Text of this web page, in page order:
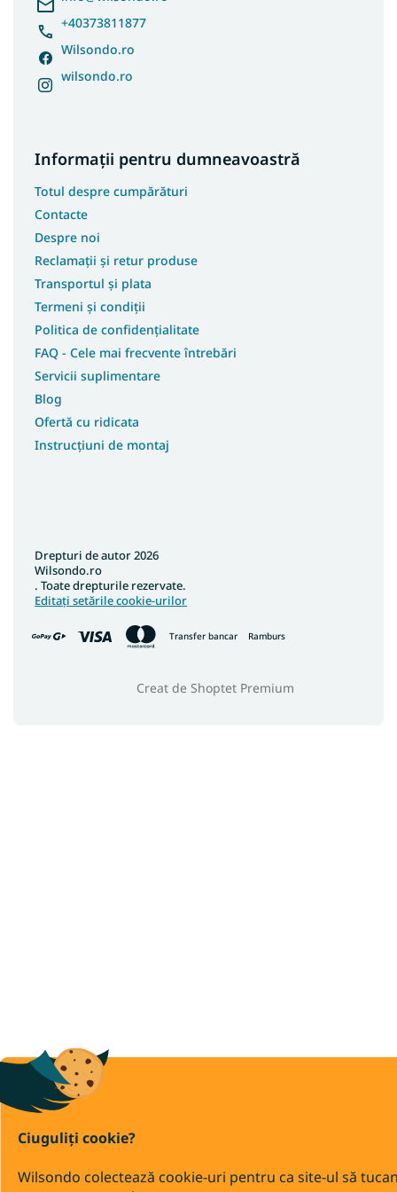
Ciuguliți cookie?
Wilsondo colectează cookie-uri pentru ca site-ul să
+40373811877
Wilsondo.ro
wilsondo.ro
Informații pentru dumneavoastră
Totul despre cumpărături
Contacte
Despre noi
Reclamații și retur produse
Transportul și plata
Termeni și condiții
Politica de confidențialitate
FAQ - Cele mai frecvente întrebări
Servicii suplimentare
Blog
Ofertă cu ridicata
Instrucțiuni de montaj
Transfer bancar Ramburs
Creat de Shoptet Premium
Drepturi de autor 2026
Wilsondo.ro
. Toate drepturile rezervate.
Editați setările cookie-urilor